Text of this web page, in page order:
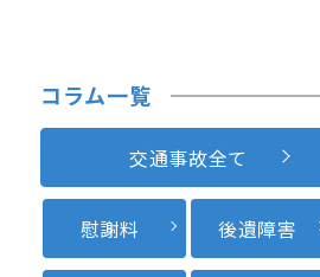
コラム一覧
交通事故全て
慰謝料 後遺障害